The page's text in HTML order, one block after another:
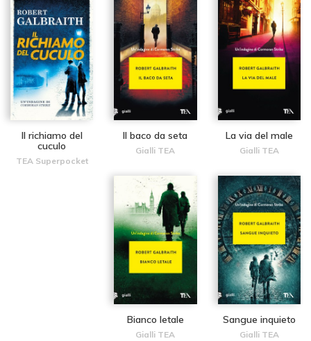
Il richiamo del
cuculo
TEA Superpocket
Il baco da seta
Gialli TEA
La via del male
Gialli TEA
Bianco letale
Gialli TEA
Sangue inquieto
Gialli TEA